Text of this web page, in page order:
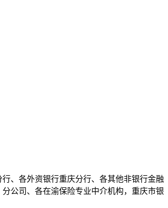
、各外资银行重庆分行、各其他非银行金融
公司、各在渝保险专业中介机构，重庆市银